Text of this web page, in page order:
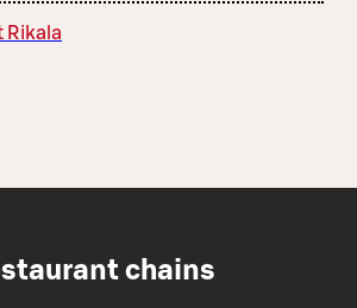
Rikala
chains